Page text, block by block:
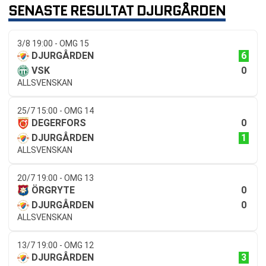
SENASTE RESULTAT DJURGÅRDEN
3/8 19:00 - OMG 15
DJURGÅRDEN
6
VSK
0
ALLSVENSKAN
25/7 15:00 - OMG 14
DEGERFORS
0
DJURGÅRDEN
1
ALLSVENSKAN
20/7 19:00 - OMG 13
ÖRGRYTE
0
DJURGÅRDEN
0
ALLSVENSKAN
13/7 19:00 - OMG 12
DJURGÅRDEN 3